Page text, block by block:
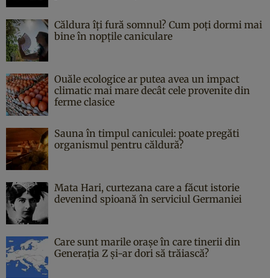
Căldura îți fură somnul? Cum poți dormi mai
bine în nopțile caniculare
Ouăle ecologice ar putea avea un impact
climatic mai mare decât cele provenite din
ferme clasice
Sauna în timpul caniculei: poate pregăti
organismul pentru căldură?
Mata Hari, curtezana care a făcut istorie
devenind spioană în serviciul Germaniei
Care sunt marile orașe în care tinerii din
Generația Z și-ar dori să trăiască?